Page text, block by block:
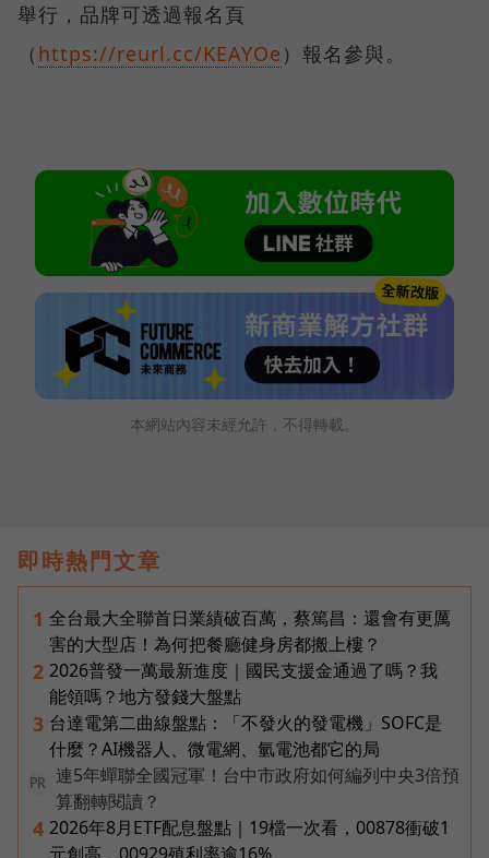
舉行，品牌可透過報名頁
（ https://reurl.cc/KEAYOe ）報名參與。
本網站內容未經允許，不得轉載。
即時熱門文章
1 全台最大全聯首日業績破百萬，蔡篤昌：還會有更厲
害的大型店！為何把餐廳健身房都搬上樓？
2 2026普發一萬最新進度｜國民支援金通過了嗎？我
能領嗎？地方發錢大盤點
3 台達電第二曲線盤點：「不發火的發電機」SOFC是
什麼？AI機器人、微電網、氫電池都它的局
PR
連5年蟬聯全國冠軍！台中市政府如何編列中央3倍預
算翻轉閱讀？
4 2026年8月ETF配息盤點｜19檔一次看，00878衝破1
元創高、00929殖利率逾16%